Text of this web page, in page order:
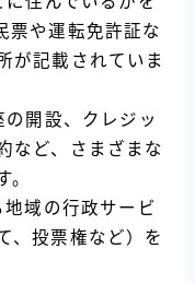
票や運転免許証な
が記載されていま
開設、クレジッ
など、さまざまな
。
地域の行政サービ
、投票権など）を